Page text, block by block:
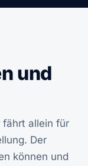
und
fährt allein für
Der
können und